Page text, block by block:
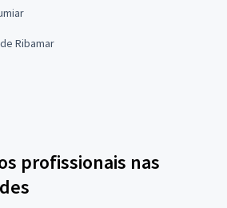
Ribamar
profissionais nas